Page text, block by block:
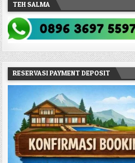
TEH SALMA
RESERVASI PAYMENT DEPOSIT